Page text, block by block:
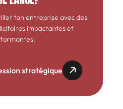
ton entreprise avec des
impactantes et
stratégique